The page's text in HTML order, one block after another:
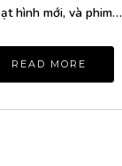
hình mới, và phim…
READ MORE